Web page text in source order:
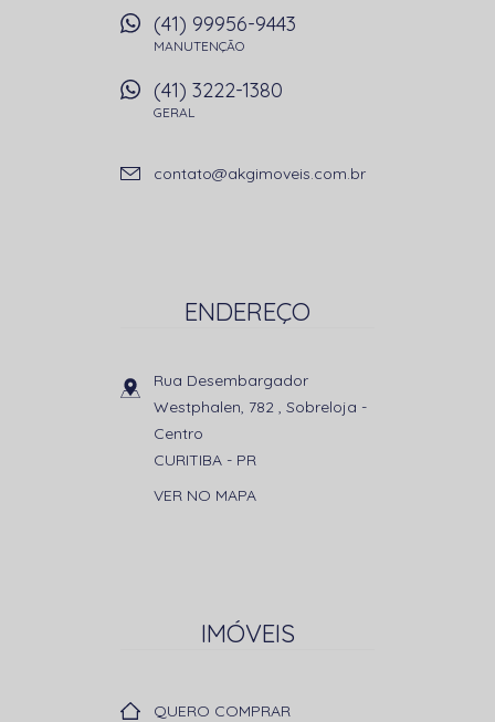
(41) 99956-9443
MANUTENÇÃO
(41) 3222-1380
GERAL
contato@akgimoveis.com.br
ENDEREÇO
Rua Desembargador
Westphalen, 782 , Sobreloja -
Centro
CURITIBA - PR
VER NO MAPA
IMÓVEIS
QUERO COMPRAR